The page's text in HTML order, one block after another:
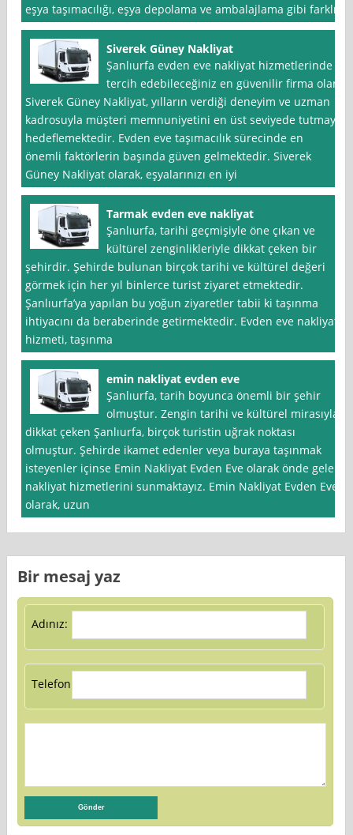
eşya taşımacılığı, eşya depolama ve ambalajlama gibi farklı
Siverek Güney Nakliyat
Şanlıurfa evden eve nakliyat hizmetlerinde
tercih edebileceğiniz en güvenilir firma olan
Siverek Güney Nakliyat, yılların verdiği deneyim ve uzman
kadrosuyla müşteri memnuniyetini en üst seviyede tutmayı
hedeflemektedir. Evden eve taşımacılık sürecinde en
önemli faktörlerin başında güven gelmektedir. Siverek
Güney Nakliyat olarak, eşyalarınızı en iyi
Tarmak evden eve nakliyat
Şanlıurfa, tarihi geçmişiyle öne çıkan ve
kültürel zenginlikleriyle dikkat çeken bir
şehirdir. Şehirde bulunan birçok tarihi ve kültürel değeri
görmek için her yıl binlerce turist ziyaret etmektedir.
Şanlıurfa’ya yapılan bu yoğun ziyaretler tabii ki taşınma
ihtiyacını da beraberinde getirmektedir. Evden eve nakliyat
hizmeti, taşınma
emin nakliyat evden eve
Şanlıurfa, tarih boyunca önemli bir şehir
olmuştur. Zengin tarihi ve kültürel mirasıyla
dikkat çeken Şanlıurfa, birçok turistin uğrak noktası
olmuştur. Şehirde ikamet edenler veya buraya taşınmak
isteyenler içinse Emin Nakliyat Evden Eve olarak önde gelen
nakliyat hizmetlerini sunmaktayız. Emin Nakliyat Evden Eve
olarak, uzun
Bir mesaj yaz
Adınız:
Telefon: